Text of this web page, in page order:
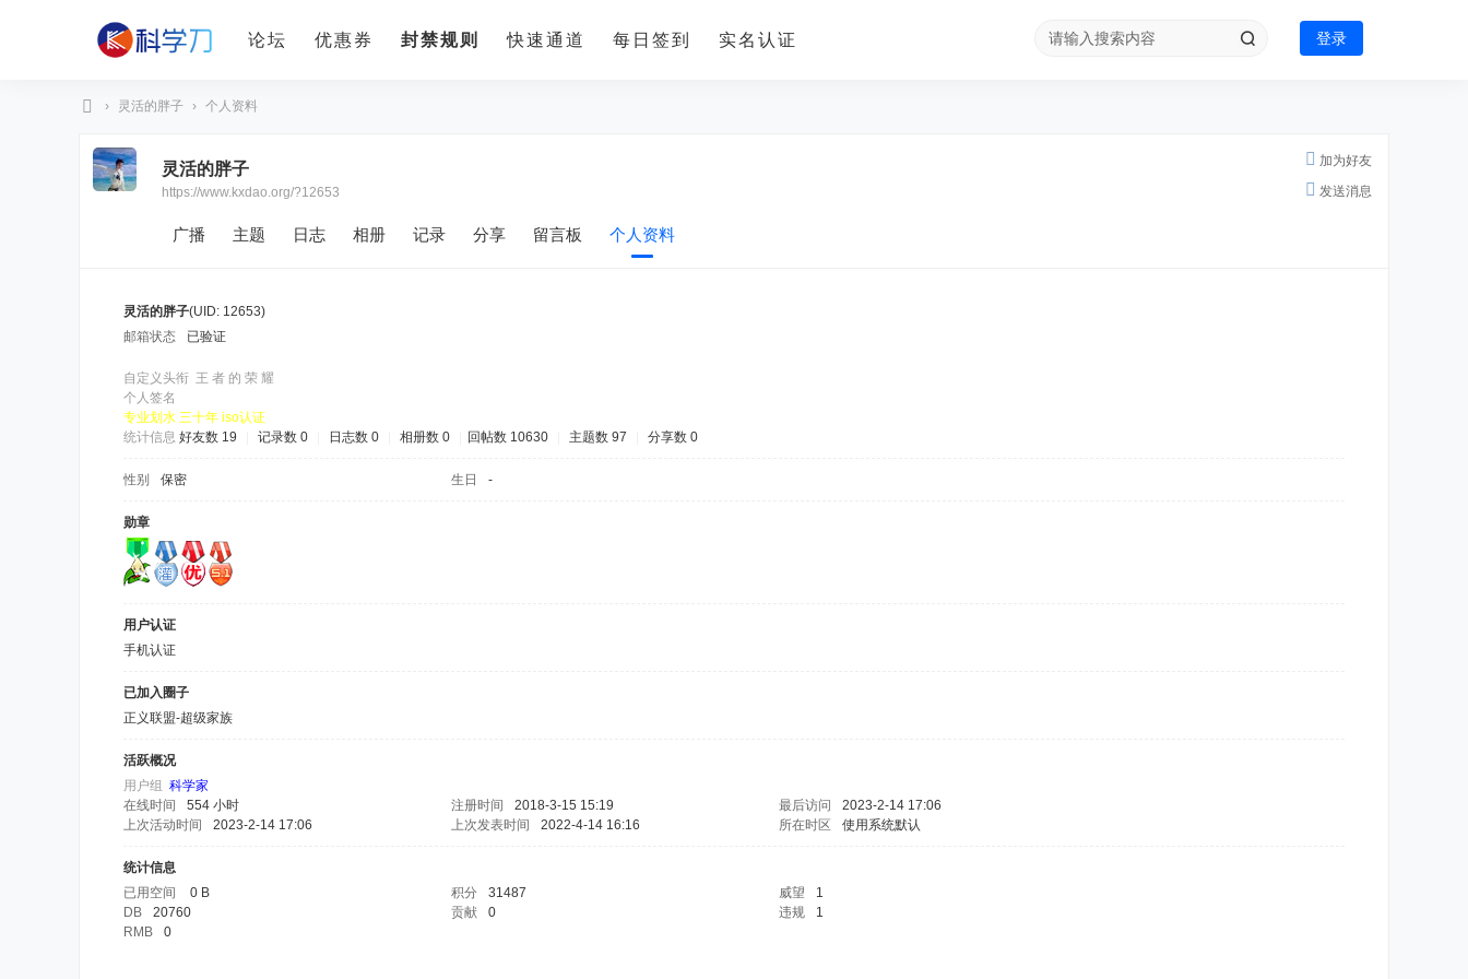
论坛 优惠券 封禁规则 快速通道 每日签到 实名认证 登录
学
› 灵活的胖子 › 个人资料
加为好友
发送消息
灵活的胖子
https://www.kxdao.org/?12653
广播 主题 日志 相册 记录 分享 留言板 个人资料
灵活的胖子(UID: 12653)
邮箱状态
已验证
自定义头衔 王 者 的 荣 耀
个人签名
专业划水 三十年 iso认证
统计信息 好友数 19 记录数 0 日志数 0 相册数 0 回帖数 10630 主题数 97 分享数 0
性别 保密 生日 -
勋章
用户认证
手机认证
已加入圈子
正义联盟-超级家族
活跃概况
用户组 科学家
在线时间
554 小时 注册时间 2018-3-15 15:19 最后访问
2023-2-14 17:06
上次活动时间
2023-2-14 17:06 上次发表时间 2022-4-14 16:16 所在时区 使用系统默认
统计信息
已用空间
0 B 积分 31487 威望
1
DB
20760 贡献 0 违规
1
RMB
0